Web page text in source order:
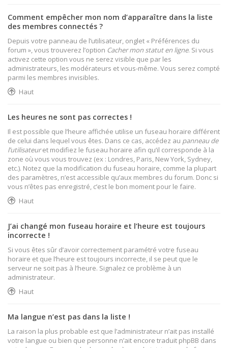
Comment empêcher mon nom d’apparaître dans la liste
des membres connectés ?
Depuis votre panneau de l’utilisateur, onglet « Préférences du
forum », vous trouverez l’option Cacher mon statut en ligne. Si vous
activez cette option vous ne serez visible que par les
administrateurs, les modérateurs et vous-même. Vous serez compté
parmi les membres invisibles.
Haut
Les heures ne sont pas correctes !
Il est possible que l’heure affichée utilise un fuseau horaire différent
de celui dans lequel vous êtes. Dans ce cas, accédez au panneau de
l’utilisateuret modifiez le fuseau horaire afin qu’il corresponde à la
zone où vous vous trouvez (ex : Londres, Paris, New York, Sydney,
etc.). Notez que la modification du fuseau horaire, comme la plupart
des paramètres, n’est accessible qu’aux membres du forum. Donc si
vous n’êtes pas enregistré, c’est le bon moment pour le faire.
Haut
J’ai changé mon fuseau horaire et l’heure est toujours
incorrecte !
Si vous êtes sûr d’avoir correctement paramétré votre fuseau
horaire et que l’heure est toujours incorrecte, il se peut que le
serveur ne soit pas à l’heure. Signalez ce problème à un
administrateur.
Haut
Ma langue n’est pas dans la liste !
La raison la plus probable est que l’administrateur n’ait pas installé
votre langue ou bien que personne n’ait encore traduit phpBB dans